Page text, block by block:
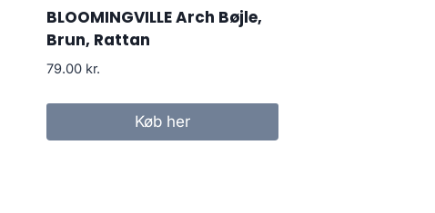
BLOOMINGVILLE Arch Bøjle,
Brun, Rattan
79.00 kr.
Køb her